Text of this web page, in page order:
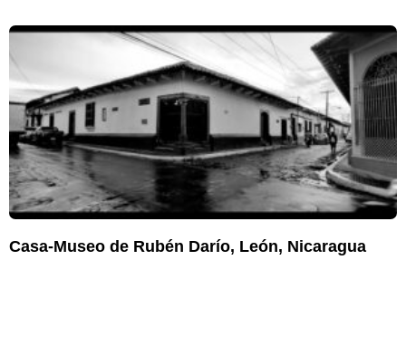
Casa-Museo de Rubén Darío, León, Nicaragua